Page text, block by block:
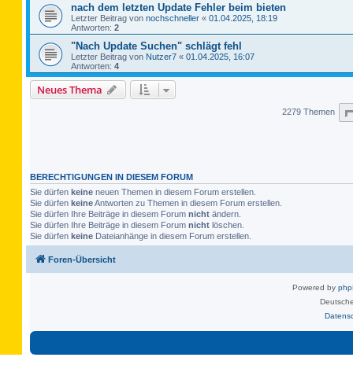
nach dem letzten Update Fehler beim bieten
Letzter Beitrag von nochschneller « 01.04.2025, 18:19
Antworten: 2
"Nach Update Suchen" schlägt fehl
Letzter Beitrag von Nutzer7 « 01.04.2025, 16:07
Antworten: 4
Neues Thema
2279 Themen
BERECHTIGUNGEN IN DIESEM FORUM
Sie dürfen keine neuen Themen in diesem Forum erstellen.
Sie dürfen keineAntworten zu Themen in diesem Forum erstellen.
Sie dürfen Ihre Beiträge in diesem Forum nicht ändern.
Sie dürfen Ihre Beiträge in diesem Forum nicht löschen.
Sie dürfen keine Dateianhänge in diesem Forum erstellen.
Foren-Übersicht
Powered by